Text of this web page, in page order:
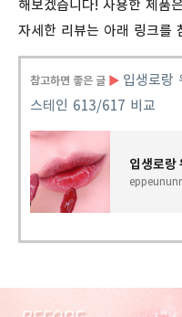
해보겠습니다! 사용한 제품
자세한 리뷰는 아래 링크를
참고하면 좋은 글 ▶ 입생로랑
스테인 613/617 비교